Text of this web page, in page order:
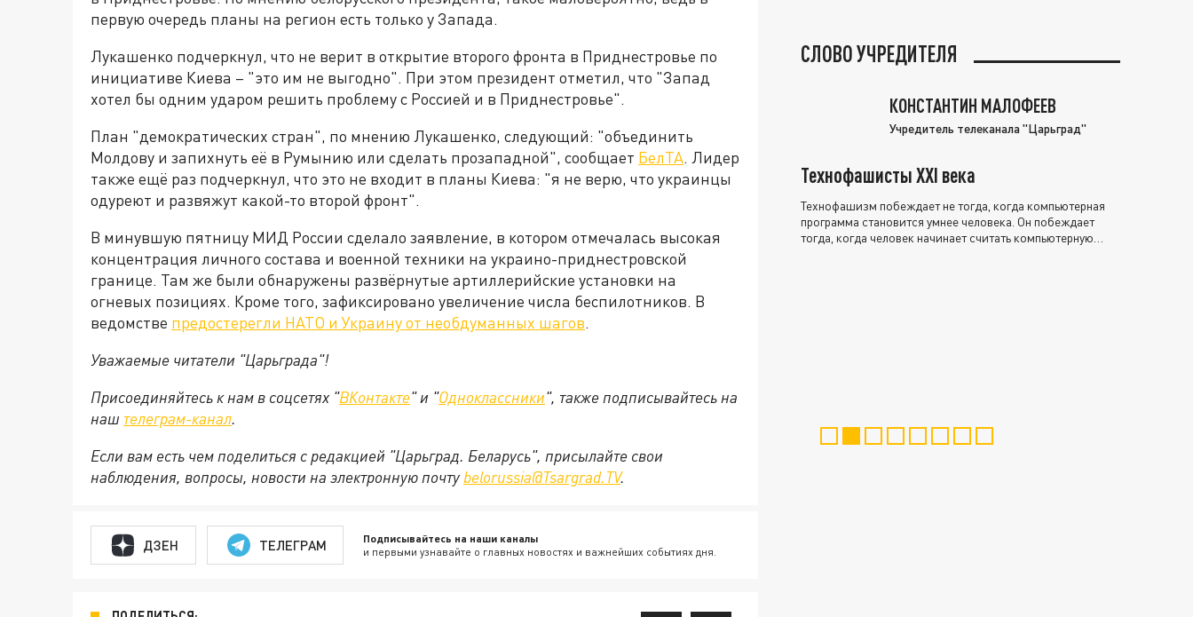
первую очередь планы на регион есть только у Запада.
Лукашенко подчеркнул, что не верит в открытие второго фронта в Приднестровье по
инициативе Киева – "это им не выгодно". При этом президент отметил, что "Запад
хотел бы одним ударом решить проблему с Россией и в Приднестровье".
План "демократических стран", по мнению Лукашенко, следующий: "объединить
Молдову и запихнуть её в Румынию или сделать прозападной", сообщает БелТА. Лидер
также ещё раз подчеркнул, что это не входит в планы Киева: "я не верю, что украинцы
одуреют и развяжут какой-то второй фронт".
В минувшую пятницу МИД России сделало заявление, в котором отмечалась высокая
концентрация личного состава и военной техники на украино-приднестровской
границе. Там же были обнаружены развёрнутые артиллерийские установки на
огневых позициях. Кроме того, зафиксировано увеличение числа беспилотников. В
ведомстве предостерегли НАТО и Украину от необдуманных шагов.
Уважаемые читатели "Царьграда"!
Присоединяйтесь к нам в соцсетях "ВКонтакте" и "Одноклассники", также подписывайтесь на
наш телеграм-канал.
Если вам есть чем поделиться с редакцией "Царьград. Беларусь", присылайте свои
наблюдения, вопросы, новости на электронную почту belorussia@Tsargrad.TV.
ДЗЕН ТЕЛЕГРАМ Подписывайтесь на наши каналы
и первыми узнавайте о главных новостях и важнейших событиях дня.
СЛОВО УЧРЕДИТЕЛЯ
КОНСТАНТИН МАЛОФЕЕВ
Учредитель телеканала "Царьград"
Технофашисты XXI века
Технофашизм побеждает не тогда, когда компьютерная
программа становится умнее человека. Он побеждает
тогда, когда человек начинает считать компьютерную